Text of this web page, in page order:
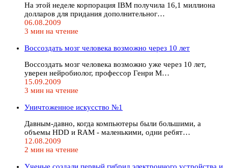
На этой неделе корпорация IBM получила 16,1 миллиона
долларов для придания дополнительног…
06.08.2009
3 мин на чтение
Воссоздать мозг человека возможно через 10 лет
Воссоздать мозг человека возможно уже через 10 лет,
уверен нейробиолог, профессор Генри М…
15.09.2009
3 мин на чтение
Уничтоженное искусство №1
Давным-давно, когда компьютеры были большими, а
объемы HDD и RAM - маленькими, одни ребят…
12.08.2009
2 мин на чтение
Ученые создали первый гибрид электронного устройства и